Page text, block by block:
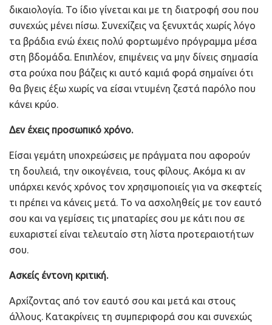
δικαιολογία. Το ίδιο γίνεται και με τη διατροφή σου που
συνεχώς μένει πίσω. Συνεχίζεις να ξενυχτάς χωρίς λόγο
τα βράδια ενώ έχεις πολύ φορτωμένο πρόγραμμα μέσα
στη βδομάδα. Επιπλέον, επιμένεις να μην δίνεις σημασία
στα ρούχα που βάζεις κι αυτό καμιά φορά σημαίνει ότι
θα βγεις έξω χωρίς να είσαι ντυμένη ζεστά παρόλο που
κάνει κρύο.
Δεν έχεις προσωπικό χρόνο.
Είσαι γεμάτη υποχρεώσεις με πράγματα που αφορούν
τη δουλειά, την οικογένεια, τους φίλους. Ακόμα κι αν
υπάρχει κενός χρόνος τον χρησιμοποιείς για να σκεφτείς
τι πρέπει να κάνεις μετά. Το να ασχοληθείς με τον εαυτό
σου και να γεμίσεις τις μπαταρίες σου με κάτι που σε
ευχαριστεί είναι τελευταίο στη λίστα προτεραιοτήτων
σου.
Ασκείς έντονη κριτική.
Αρχίζοντας από τον εαυτό σου και μετά και στους
άλλους. Κατακρίνεις τη συμπεριφορά σου και συνεχώς